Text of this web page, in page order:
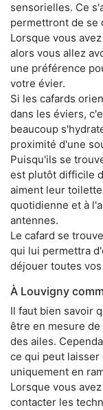
sensorielles. Ce
permettront de se
Lorsque vous
alors vous allez
une préférence
votre évier.
Si les cafards
dans les éviers,
beaucoup
proximité d'une
Puisqu'ils se
est plutôt difficile
aiment leur
quotidienne et à
antennes.
Le cafard se
qui lui permettra
déjouer toutes
À Louvigny
Il faut bien savoir
être en mesure
des ailes.
ce qui peut
uniquement en
Lorsque vous
contacter les